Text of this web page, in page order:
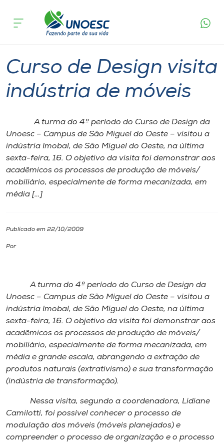
Cursos
Pesquisa
Portal de Ensino
A
I.nova
Cultura
CPA
Biblioteca
Rádio
acontece
Curso de Design visita
indústria de móveis
A turma do 4º período do Curso de Design da
Unoesc – Campus de São Miguel do Oeste – visitou a
indústria Imobal, de São Miguel do Oeste, na última
sexta-feira, 16. O objetivo da visita foi demonstrar aos
acadêmicos os processos de produção de móveis/
mobiliário, especialmente de forma mecanizada, em
média […]
Publicado em 22/10/2009
Por
A turma do 4º período do Curso de Design da
Unoesc – Campus de São Miguel do Oeste – visitou a
indústria Imobal, de São Miguel do Oeste, na última
sexta-feira, 16. O objetivo da visita foi demonstrar aos
acadêmicos os processos de produção de móveis/
mobiliário, especialmente de forma mecanizada, em
média e grande escala, abrangendo a extração de
produtos naturais (extrativismo) e sua transformação
(indústria de transformação).
Nessa visita, segundo a coordenadora, Lidiane
Camilotti, foi possível conhecer o processo de
modulação dos móveis (móveis planejados) e
compreender o processo de organização e o processo